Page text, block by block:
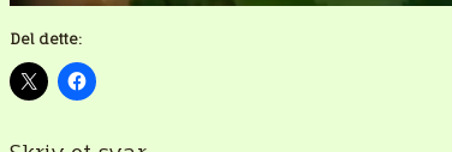
Del dette: